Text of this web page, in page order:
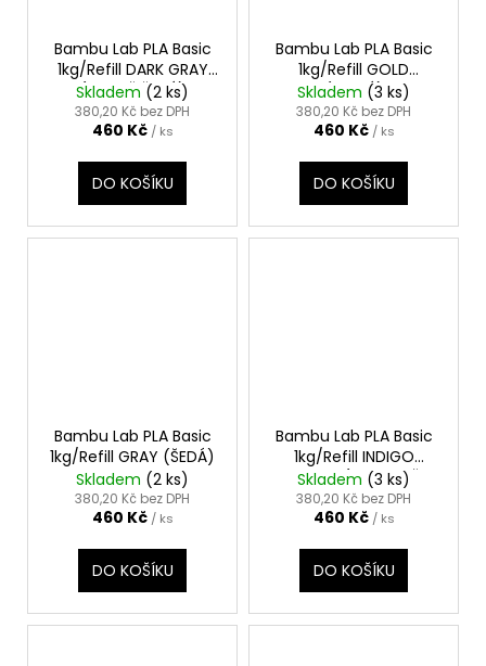
Bambu Lab PLA Basic
1kg/Refill DARK GRAY
(TMAVĚ ŠEDÁ)
Skladem (2 ks)
380,20 Kč bez DPH
460 Kč / ks
DO KOŠÍKU
Bambu Lab PLA Basic
1kg/Refill GOLD
(ZLATÁ)
Skladem (3 ks)
380,20 Kč bez DPH
460 Kč / ks
DO KOŠÍKU
Bambu Lab PLA Basic
1kg/Refill GRAY (ŠEDÁ)
Skladem (2 ks)
380,20 Kč bez DPH
460 Kč / ks
DO KOŠÍKU
Bambu Lab PLA Basic
1kg/Refill INDIGO
PURPLE (INDIGOVĚ
FIALOVÁ)
Skladem (3 ks)
380,20 Kč bez DPH
460 Kč / ks
DO KOŠÍKU